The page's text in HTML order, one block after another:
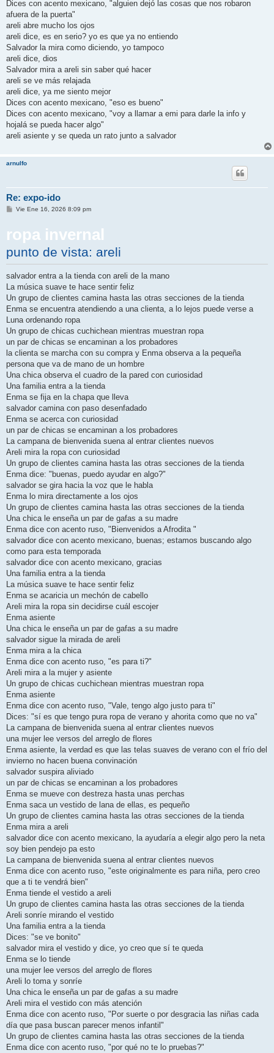
Dices con acento mexicano, "alguien dejó las cosas que nos robaron
afuera de la puerta"
areli abre mucho los ojos
areli dice, es en serio? yo es que ya no entiendo
Salvador la mira como diciendo, yo tampoco
areli dice, dios
Salvador mira a areli sin saber qué hacer
areli se ve más relajada
areli dice, ya me siento mejor
Dices con acento mexicano, "eso es bueno"
Dices con acento mexicano, "voy a llamar a emi para darle la info y
hojalá se pueda hacer algo"
areli asiente y se queda un rato junto a salvador
arnulfo
Re: expo-ido
M
s
a
Vie Ene 16, 2026 8:09 pm
ropa invernal
punto de vista: areli
salvador entra a la tienda con areli de la mano
La música suave te hace sentir feliz
Un grupo de clientes camina hasta las otras secciones de la tienda
Enma se encuentra atendiendo a una clienta, a lo lejos puede verse a
Luna ordenando ropa
Un grupo de chicas cuchichean mientras muestran ropa
un par de chicas se encaminan a los probadores
la clienta se marcha con su compra y Enma observa a la pequeña
persona que va de mano de un hombre
Una chica observa el cuadro de la pared con curiosidad
Una familia entra a la tienda
Enma se fija en la chapa que lleva
salvador camina con paso desenfadado
Enma se acerca con curiosidad
un par de chicas se encaminan a los probadores
La campana de bienvenida suena al entrar clientes nuevos
Areli mira la ropa con curiosidad
Un grupo de clientes camina hasta las otras secciones de la tienda
Enma dice: "buenas, puedo ayudar en algo?"
salvador se gira hacia la voz que le habla
Enma lo mira directamente a los ojos
Un grupo de clientes camina hasta las otras secciones de la tienda
Una chica le enseña un par de gafas a su madre
Enma dice con acento ruso, "Bienvenidos a Afrodita "
salvador dice con acento mexicano, buenas; estamos buscando algo
como para esta temporada
salvador dice con acento mexicano, gracias
Una familia entra a la tienda
La música suave te hace sentir feliz
Enma se acaricia un mechón de cabello
Areli mira la ropa sin decidirse cuál escojer
Enma asiente
Una chica le enseña un par de gafas a su madre
salvador sigue la mirada de areli
Enma mira a la chica
Enma dice con acento ruso, "es para ti?"
Areli mira a la mujer y asiente
Un grupo de chicas cuchichean mientras muestran ropa
Enma asiente
Enma dice con acento ruso, "Vale, tengo algo justo para ti"
Dices: "sí es que tengo pura ropa de verano y ahorita como que no va"
La campana de bienvenida suena al entrar clientes nuevos
una mujer lee versos del arreglo de flores
Enma asiente, la verdad es que las telas suaves de verano con el frío del
invierno no hacen buena convinación
salvador suspira aliviado
un par de chicas se encaminan a los probadores
Enma se mueve con destreza hasta unas perchas
Enma saca un vestido de lana de ellas, es pequeño
Un grupo de clientes camina hasta las otras secciones de la tienda
Enma mira a areli
salvador dice con acento mexicano, la ayudaría a elegir algo pero la neta
soy bien pendejo pa esto
La campana de bienvenida suena al entrar clientes nuevos
Enma dice con acento ruso, "este originalmente es para niña, pero creo
que a ti te vendrá bien"
Enma tiende el vestido a areli
Un grupo de clientes camina hasta las otras secciones de la tienda
Areli sonríe mirando el vestido
Una familia entra a la tienda
Dices: "se ve bonito"
salvador mira el vestido y dice, yo creo que sí te queda
Enma se lo tiende
una mujer lee versos del arreglo de flores
Areli lo toma y sonríe
Una chica le enseña un par de gafas a su madre
Areli mira el vestido con más atención
Enma dice con acento ruso, "Por suerte o por desgracia las niñas cada
día que pasa buscan parecer menos infantil"
Un grupo de clientes camina hasta las otras secciones de la tienda
Enma dice con acento ruso, "por qué no te lo pruebas?"